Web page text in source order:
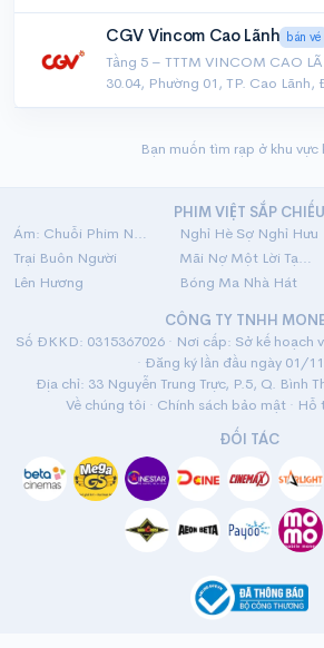
CGV Vincom Cao Lãnh bán vé
Tầng 5 – TTTM VINCOM CAO
30.04, Phường 01, TP. Cao Lãnh,
Bạn muốn tìm rạp ở khu vực
PHIM VIỆT SẮP CHIẾU
Ám: Chuỗi Phim Ngắn Linh Dị
Nghỉ Hè Sợ Nghỉ Hưu
Trại Buôn Người
Mãi Nợ Một Lời Tạm Biệt
Lên Hương
Bóng Ma Nhà Hát
CÔNG TY TNHH
Số ĐKKD: 0315367026 · Nơi cấp: Sở kế hoạch
· Đăng ký lần đầu ngày 01/
Địa chỉ: 33 Nguyễn Trung Trực, P.5, Q. Bình
Về chúng tôi · Chính sách bảo mật · Hỗ
ĐỐI TÁC